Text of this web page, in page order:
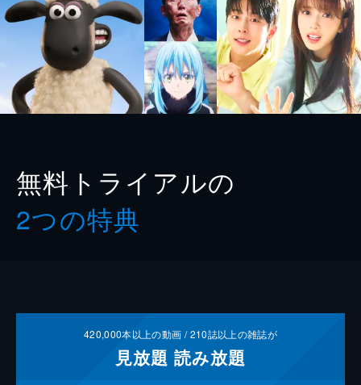
無料トライアルの
2つの特典
420,000本以上の動画 /210誌以上の雑誌が
見放題 読み放題